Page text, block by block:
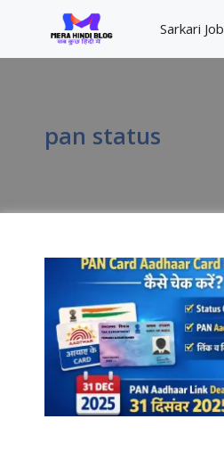
content
Sarkari Job
pan status